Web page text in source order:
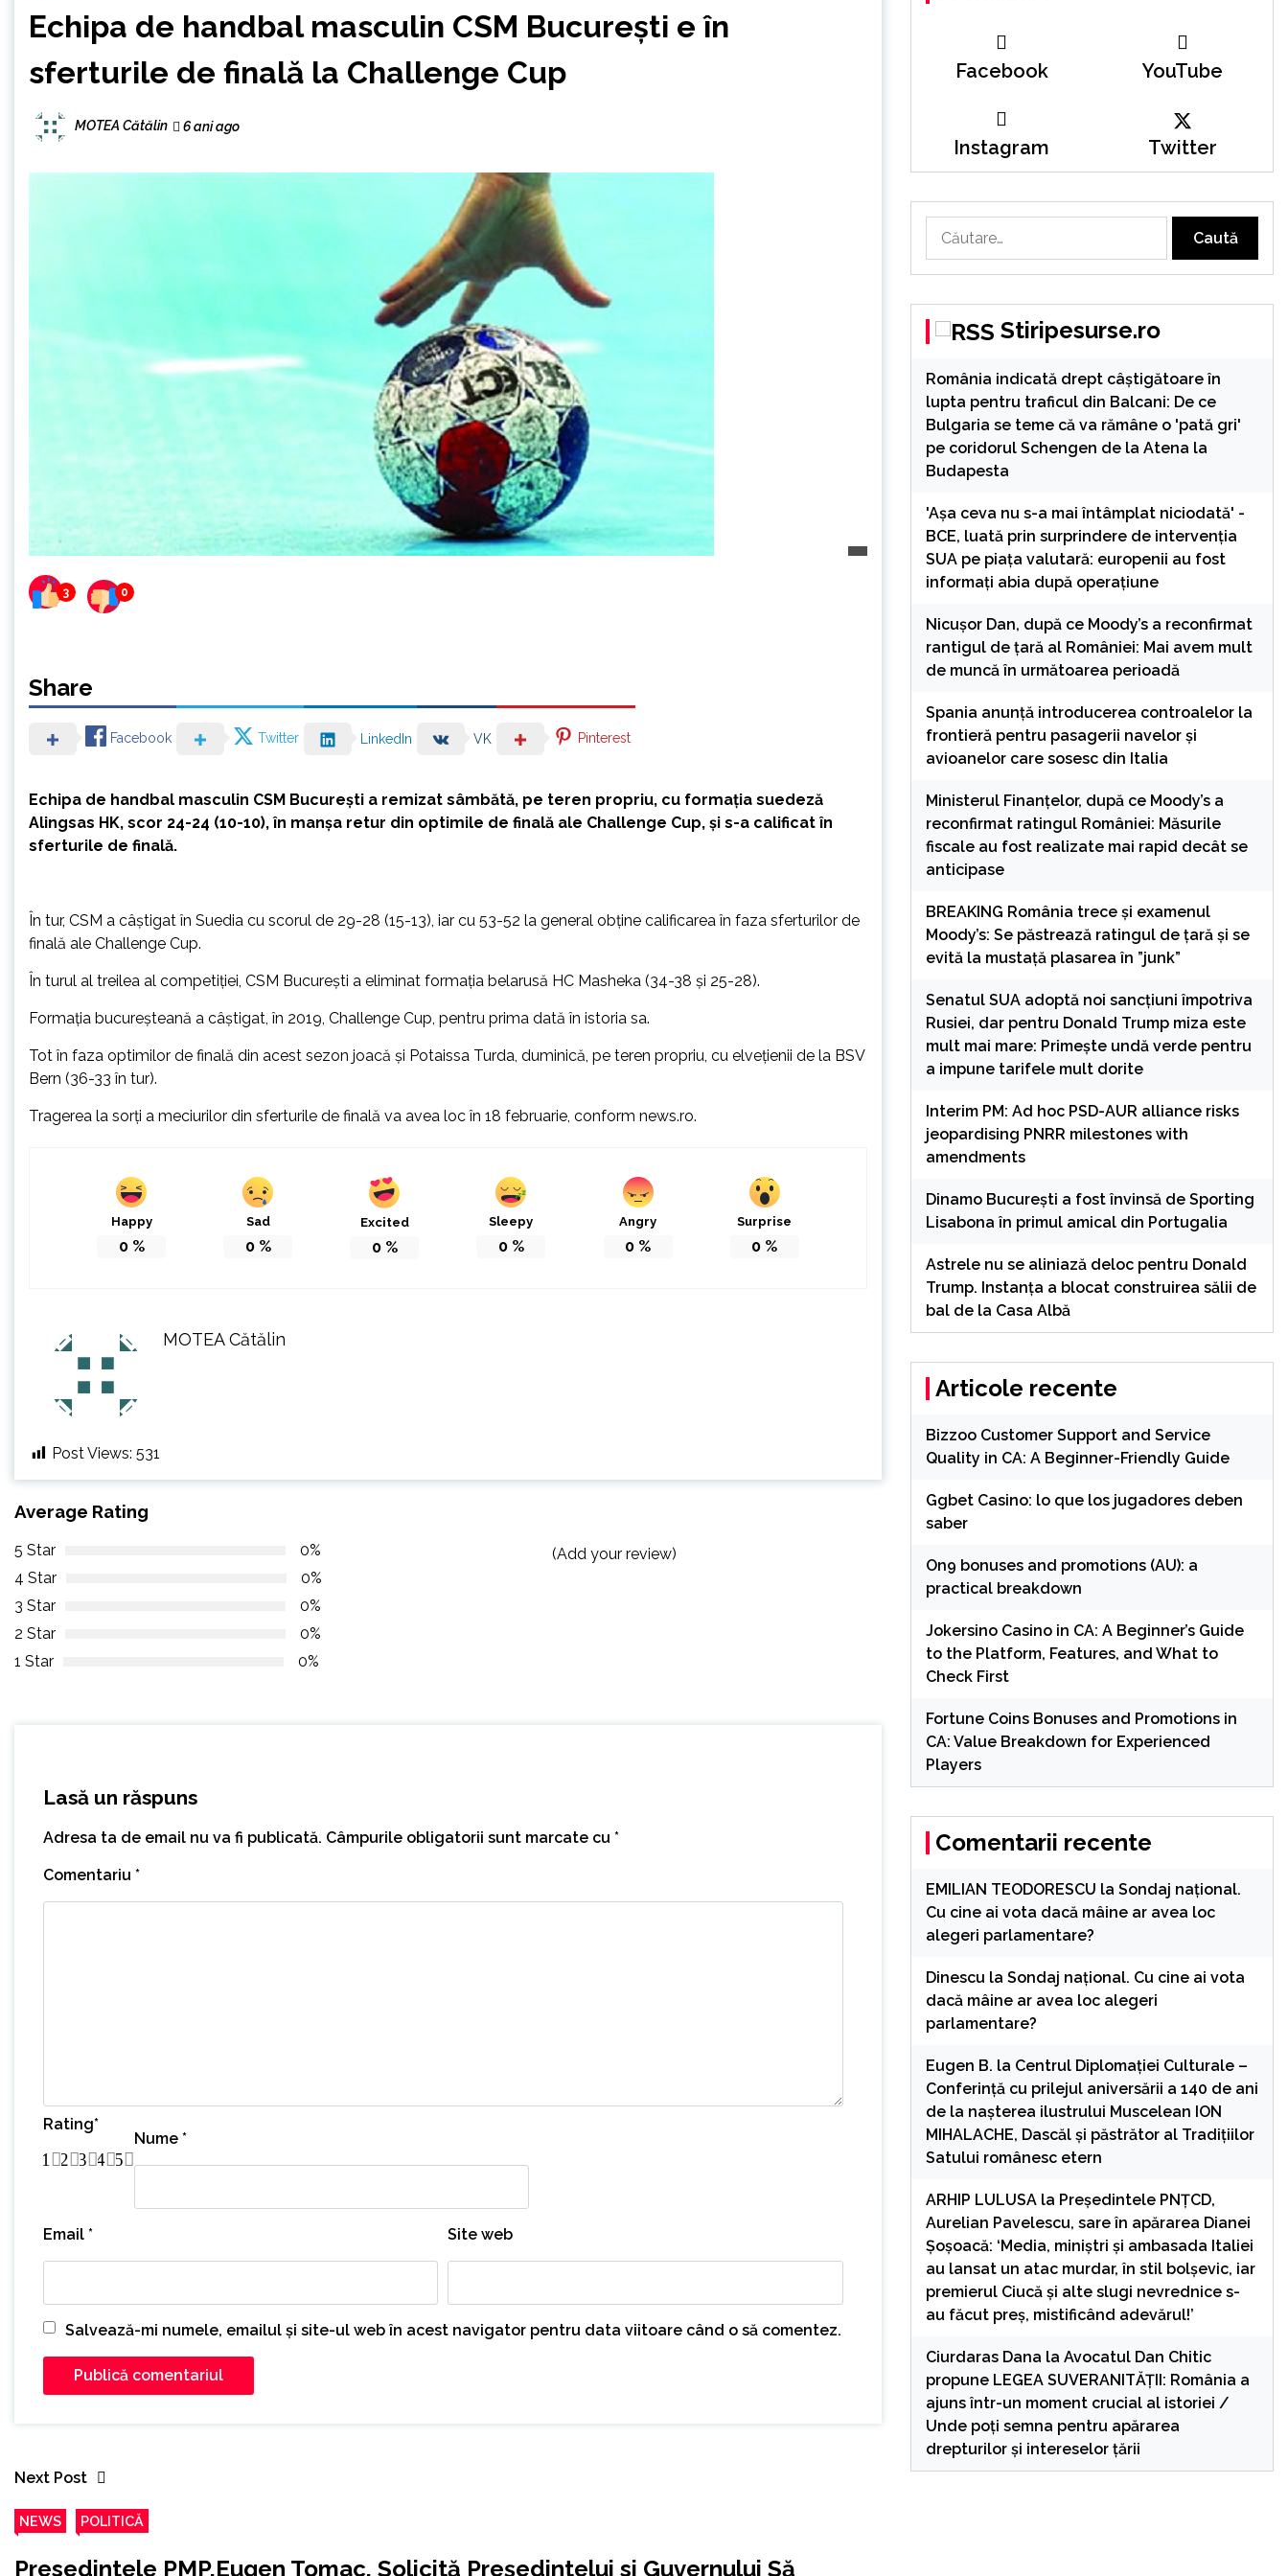
Echipa de handbal masculin CSM București e în
sferturile de finală la Challenge Cup
MOTEA Cătălin 6 ani ago
3 0
Share
Facebook Twitter LinkedIn VK Pinterest
Echipa de handbal masculin CSM Bucureşti a remizat sâmbătă, pe teren propriu, cu formaţia suedeză
Alingsas HK, scor 24-24 (10-10), în manşa retur din optimile de finală ale Challenge Cup, şi s-a calificat în
sferturile de finală.
În tur, CSM a câştigat în Suedia cu scorul de 29-28 (15-13), iar cu 53-52 la general obţine calificarea în faza sferturilor de
finală ale Challenge Cup.
În turul al treilea al competiţiei, CSM Bucureşti a eliminat formaţia belarusă HC Masheka (34-38 şi 25-28).
Formaţia bucureşteană a câştigat, în 2019, Challenge Cup, pentru prima dată în istoria sa.
Tot în faza optimilor de finală din acest sezon joacă şi Potaissa Turda, duminică, pe teren propriu, cu elveţienii de la BSV
Bern (36-33 în tur).
Tragerea la sorţi a meciurilor din sferturile de finală va avea loc în 18 februarie, conform news.ro.
Happy
0%
Sad
0%
Excited
0%
Sleepy
0%
Angry
0 %
Surprise
0 %
MOTEA Cătălin
Post Views: 531
Average Rating
5 Star
0%
4 Star
0%
3 Star
0%
2 Star
0%
1 Star
0%
(Add your review)
Lasă un răspuns
Adresa ta de email nu va fi publicată. Câmpurile obligatorii sunt marcate cu *
Comentariu *
Rating*
5
4
3
2
1
Nume *
Email * Site web
Salvează-mi numele, emailul și site-ul web în acest navigator pentru data viitoare când o să comentez.
Next Post
NEWS POLITICĂ
Presedintele PMP,Eugen Tomac, Solicită Preşedintelui si Guvernului Să
Facebook YouTube
Instagram Twitter
după:
Stiripesurse.ro
România indicată drept câștigătoare în
lupta pentru traficul din Balcani: De ce
Bulgaria se teme că va rămâne o 'pată gri'
pe coridorul Schengen de la Atena la
Budapesta
'Așa ceva nu s-a mai întâmplat niciodată' -
BCE, luată prin surprindere de intervenția
SUA pe piața valutară: europenii au fost
informați abia după operațiune
Nicușor Dan, după ce Moody’s a reconfirmat
rantigul de țară al României: Mai avem mult
de muncă în următoarea perioadă
Spania anunță introducerea controalelor la
frontieră pentru pasagerii navelor și
avioanelor care sosesc din Italia
Ministerul Finanțelor, după ce Moody’s a
reconfirmat ratingul României: Măsurile
fiscale au fost realizate mai rapid decât se
anticipase
BREAKING România trece și examenul
Moody’s: Se păstrează ratingul de țară și se
evită la mustață plasarea în ”junk”
Senatul SUA adoptă noi sancțiuni împotriva
Rusiei, dar pentru Donald Trump miza este
mult mai mare: Primește undă verde pentru
a impune tarifele mult dorite
Interim PM: Ad hoc PSD-AUR alliance risks
jeopardising PNRR milestones with
amendments
Dinamo București a fost învinsă de Sporting
Lisabona în primul amical din Portugalia
Astrele nu se aliniază deloc pentru Donald
Trump. Instanța a blocat construirea sălii de
bal de la Casa Albă
Articole recente
Bizzoo Customer Support and Service
Quality in CA: A Beginner-Friendly Guide
Ggbet Casino: lo que los jugadores deben
saber
On9 bonuses and promotions (AU): a
practical breakdown
Jokersino Casino in CA: A Beginner’s Guide
to the Platform, Features, and What to
Check First
Fortune Coins Bonuses and Promotions in
CA: Value Breakdown for Experienced
Players
Comentarii recente
EMILIAN TEODORESCU la Sondaj național.
Cu cine ai vota dacă mâine ar avea loc
alegeri parlamentare?
Dinescu la Sondaj național. Cu cine ai vota
dacă mâine ar avea loc alegeri
parlamentare?
Eugen B. la Centrul Diplomației Culturale –
Conferință cu prilejul aniversării a 140 de ani
de la nașterea ilustrului Muscelean ION
MIHALACHE, Dascăl și păstrător al Tradițiilor
Satului românesc etern
ARHIP LULUSAla Președintele PNȚCD,
Aurelian Pavelescu, sare în apărarea Dianei
Șoșoacă: ‘Media, miniștri și ambasada Italiei
au lansat un atac murdar, în stil bolșevic, iar
premierul Ciucă și alte slugi nevrednice s-
au făcut preș, mistificând adevărul!’
Ciurdaras Dana la Avocatul Dan Chitic
propune LEGEA SUVERANITĂȚII: România a
ajuns într-un moment crucial al istoriei /
Unde poți semna pentru apărarea
drepturilor și intereselor țării